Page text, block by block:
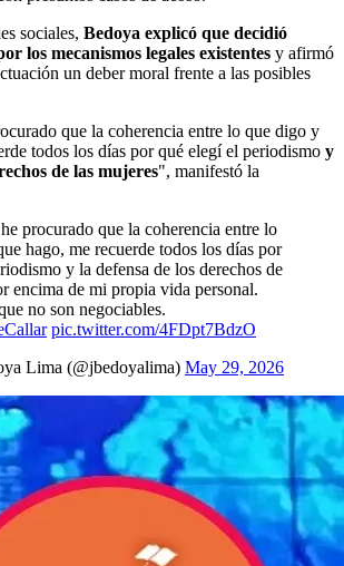
sociales, Bedoya explicó que decidió
los mecanismos legales existentes y afirmó
un deber moral frente a las posibles
que la coherencia entre lo que digo y
todos los días por qué elegí el periodismo y
de las mujeres", manifestó la
procurado que la coherencia entre lo
hago, me recuerde todos los días por
y la defensa de los derechos de
encima de mi propia vida personal.
no son negociables.
pic.twitter.com/4FDpt7BdzO
Lima (@jbedoyalima) May 29, 2026